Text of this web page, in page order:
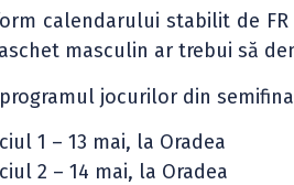
calendarului stabilit de
masculin ar trebui să
jocurilor din
1 – 13 mai, la Oradea
2 – 14 mai, la Oradea